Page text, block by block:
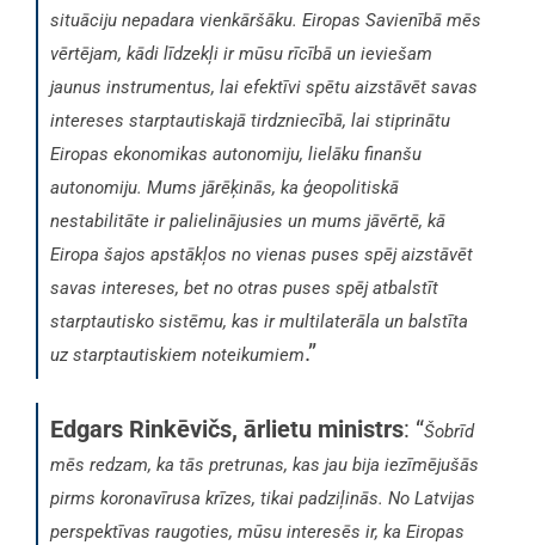
situāciju nepadara vienkāršāku. Eiropas Savienībā mēs
vērtējam, kādi līdzekļi ir mūsu rīcībā un ieviešam
jaunus instrumentus, lai efektīvi spētu aizstāvēt savas
intereses starptautiskajā tirdzniecībā, lai stiprinātu
Eiropas ekonomikas autonomiju, lielāku finanšu
autonomiju. Mums jārēķinās, ka ģeopolitiskā
nestabilitāte ir palielinājusies un mums jāvērtē, kā
Eiropa šajos apstākļos no vienas puses spēj aizstāvēt
savas intereses, bet no otras puses spēj atbalstīt
starptautisko sistēmu, kas ir multilaterāla un balstīta
uz starptautiskiem noteikumiem.”
Edgars Rinkēvičs, ārlietu ministrs: “Šobrīd
mēs redzam, ka tās pretrunas, kas jau bija iezīmējušās
pirms koronavīrusa krīzes, tikai padziļinās. No Latvijas
perspektīvas raugoties, mūsu interesēs ir, ka Eiropas